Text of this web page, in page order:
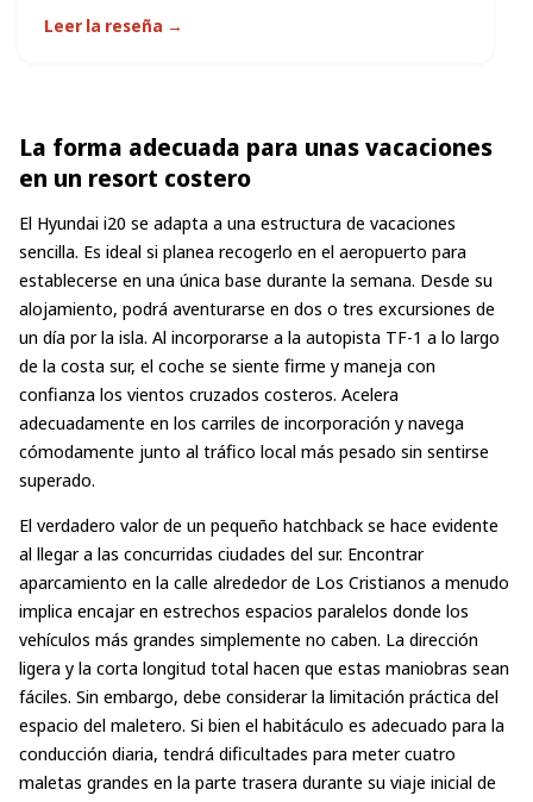
días...
Leer la reseña →
La forma adecuada para unas vacaciones
en un resort costero
El Hyundai i20 se adapta a una estructura de vacaciones
sencilla. Es ideal si planea recogerlo en el aeropuerto para
establecerse en una única base durante la semana. Desde su
alojamiento, podrá aventurarse en dos o tres excursiones de
un día por la isla. Al incorporarse a la autopista TF-1 a lo largo
de la costa sur, el coche se siente firme y maneja con
confianza los vientos cruzados costeros. Acelera
adecuadamente en los carriles de incorporación y navega
cómodamente junto al tráfico local más pesado sin sentirse
superado.
El verdadero valor de un pequeño hatchback se hace evidente
al llegar a las concurridas ciudades del sur. Encontrar
aparcamiento en la calle alrededor de Los Cristianos a menudo
implica encajar en estrechos espacios paralelos donde los
vehículos más grandes simplemente no caben. La dirección
ligera y la corta longitud total hacen que estas maniobras sean
fáciles. Sin embargo, debe considerar la limitación práctica del
espacio del maletero. Si bien el habitáculo es adecuado para la
conducción diaria, tendrá dificultades para meter cuatro
maletas grandes en la parte trasera durante su viaje inicial de